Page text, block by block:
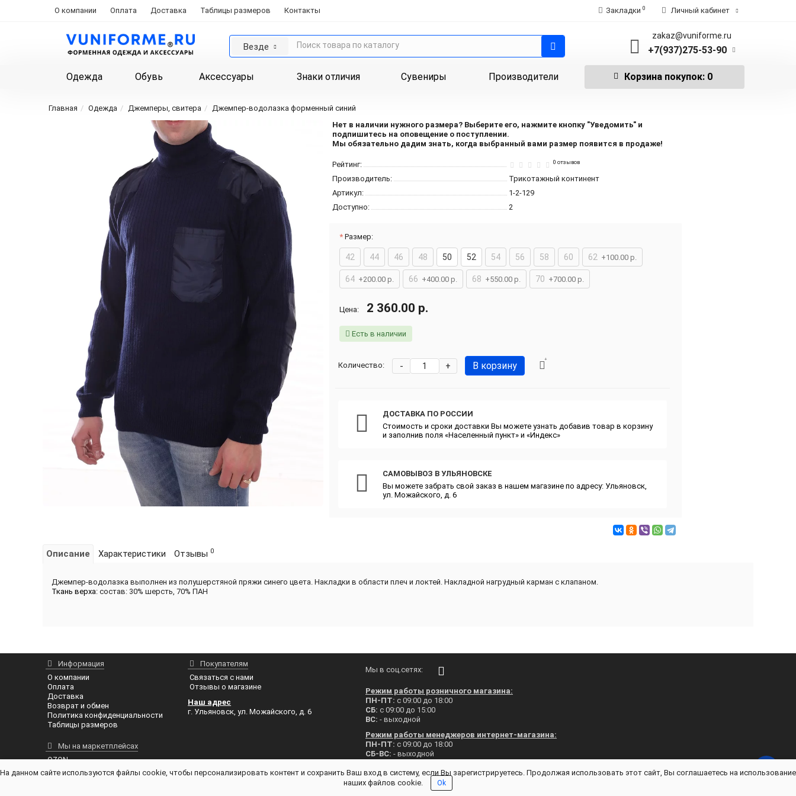
О компании Оплата Доставка Таблицы размеров Контакты Закладки 0 Личный кабинет
Везде
zakaz@vuniforme.ru
+7(937)275-53-90
Одежда Обувь Аксессуары Знаки отличия Сувениры Производители Корзина покупок: 0
Главная Одежда Джемперы, свитера
Джемпер-водолазка форменный синий
Нет в наличии нужного размера? Выберите его, нажмите кнопку "Уведомить" и
подпишитесь на оповещение о поступлении.
Мы обязательно дадим знать, когда выбранный вами размер появится в продаже!
Рейтинг: 0 отзывов
Производитель:
Трикотажный континент
Артикул:
1-2-129
Доступно:
2
Размер:
42 44 46 48 50 52 54 56 58 60 62 +100.00 р.
64 +200.00 р. 66 +400.00 р. 68 +550.00 р. 70 +700.00 р.
Цена: 2 360.00 р.
Есть в наличии
Количество: +
- В корзину
ДОСТАВКА ПО РОССИИ
Стоимость и сроки доставки Вы можете узнать добавив товар в корзину
и заполнив поля «Населенный пункт» и «Индекс»
САМОВЫВОЗ В УЛЬЯНОВСКЕ
Вы можете забрать свой заказ в нашем магазине по адресу: Ульяновск,
ул. Можайского, д. 6
Описание Характеристики Отзывы 0
Джемпер-водолазка выполнен из полушерстяной пряжи синего цвета. Накладки в области плеч и локтей. Накладной нагрудный карман с клапаном.
Ткань верха: состав: 30% шерсть, 70% ПАН
Информация
О компании
Оплата
Доставка
Возврат и обмен
Политика конфиденциальности
Таблицы размеров
Мы на маркетплейсах
OZON
Покупателям
Связаться с нами
Отзывы о магазине
Наш адрес
г. Ульяновск, ул. Можайского, д. 6
Мы в соц.сетях:
Режим работы розничного магазина:
ПН-ПТ: с 09:00 до 18:00
СБ: с 09:00 до 15:00
ВС: - выходной
Режим работы менеджеров интернет-магазина:
ПН-ПТ: с 09:00 до 18:00
СБ-ВС: - выходной
В праздничные дни магазин не работает!
На данном сайте используются файлы cookie, чтобы персонализировать контент и сохранить Ваш вход в систему, если Вы зарегистрируетесь. Продолжая использовать этот сайт, Вы соглашаетесь на использование
наших файлов cookie.
Ok